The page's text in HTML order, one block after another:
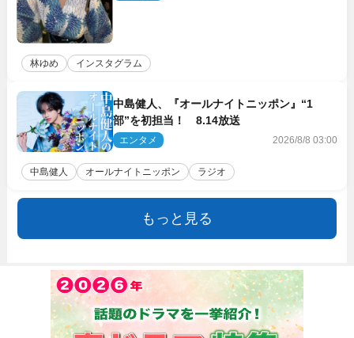
林ゆめ インスタグラム
中島健人、『オールナイトニッポン』“1
部”を初担当！ 8.14放送
エンタメ 2026/8/8 03:00
中島健人 オールナイトニッポン ラジオ
もっと見る